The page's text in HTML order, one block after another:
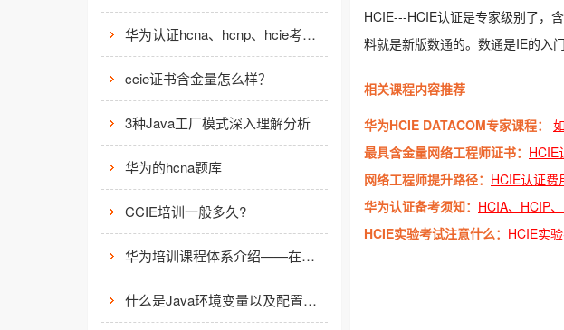
华为认证hcna、hcnp、hcie考试费用
ccie证书含金量怎么样？
3种Java工厂模式深入理解分析
华为的hcna题库
CCIE培训一般多久?
华为培训课程体系介绍——在线学习平台
什么是Java环境变量以及配置方法介绍
HCIE---HCIE认证是专家级别了，
料就是新版数通的。数通是IE的入
相关课程内容推荐
华为HCIE DATACOM专家课程：
最具含金量网络工程师证书： HCIE
网络工程师提升路径： HCIE认证费
华为认证备考须知： HCIA、HCIP
HCIE实验考试注意什么： HCIE实